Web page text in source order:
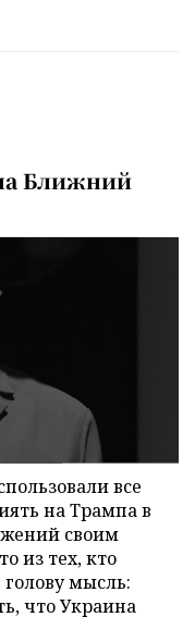
Ближний
все
на Трампа в
своим
из тех, кто
мысль:
что Украина